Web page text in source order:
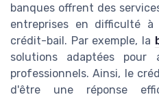
banques offrent des
entreprises en difficulté
crédit-bail. Par exemple, la
solutions adaptées pour
professionnels. Ainsi, le
d'être une réponse